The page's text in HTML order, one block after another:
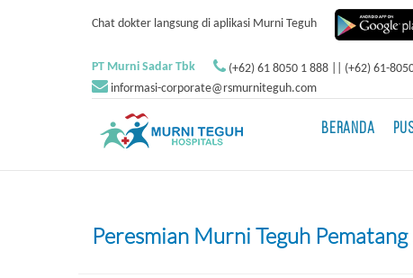
Chat dokter langsung di aplikasi Murni Teguh
PT Murni Sadar Tbk (+62) 61 8050 1 888 || (+62) 61-
informasi-corporate@rsmurniteguh.com
BERANDA
Peresmian Murni Teguh